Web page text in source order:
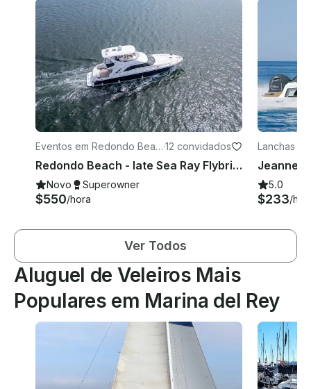
Eventos em Redondo Beac
h
·12 convidados
Redondo Beach - Iate Sea Ray Flybridge de 60 pés
Novo Superowner
$550/hora
Lanchas
5.0
$233/
Ver Todos
Aluguel de Veleiros Mais
Populares em Marina del Rey